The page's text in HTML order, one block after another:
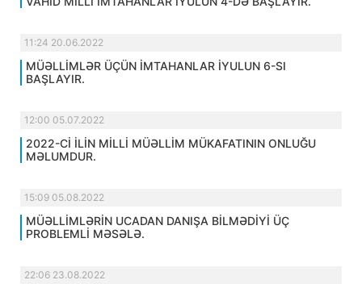
11:24 20.06.2022
MÜƏLLİMLƏR ÜÇÜN İMTAHANLAR İYULUN 6-SI
BAŞLAYIR.
12:00 05.07.2022
2022-Cİ İLİN MİLLİ MÜƏLLİM MÜKAFATININ ONLUĞU
MƏLUMDUR.
15:09 05.08.2022
MÜƏLLİMLƏRİN UCADAN DANIŞA BİLMƏDİYİ ÜÇ
PROBLEMLİ MƏSƏLƏ.
22:06 23.08.2022